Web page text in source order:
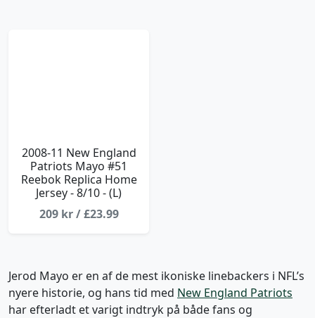
2008-11 New England
Patriots Mayo #51
Reebok Replica Home
Jersey - 8/10 - (L)
209 kr / £23.99
Jerod Mayo er en af de mest ikoniske linebackers i NFL’s
nyere historie, og hans tid med New England Patriots
har efterladt et varigt indtryk på både fans og